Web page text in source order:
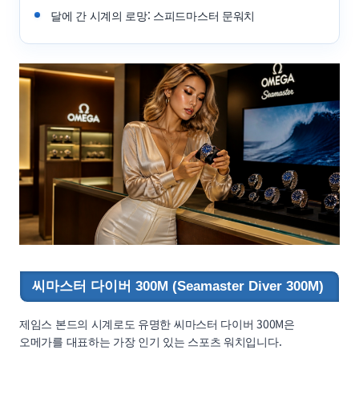
달에 간 시계의 로망: 스피드마스터 문워치
씨마스터 다이버 300M (Seamaster Diver 300M)
제임스 본드의 시계로도 유명한 씨마스터 다이버 300M은
오메가를 대표하는 가장 인기 있는 스포츠 워치입니다.